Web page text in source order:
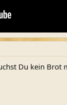
Du kein